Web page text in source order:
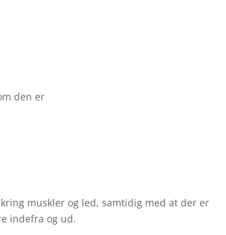
den er
muskler og led, samtidig med at der er
indefra og ud.